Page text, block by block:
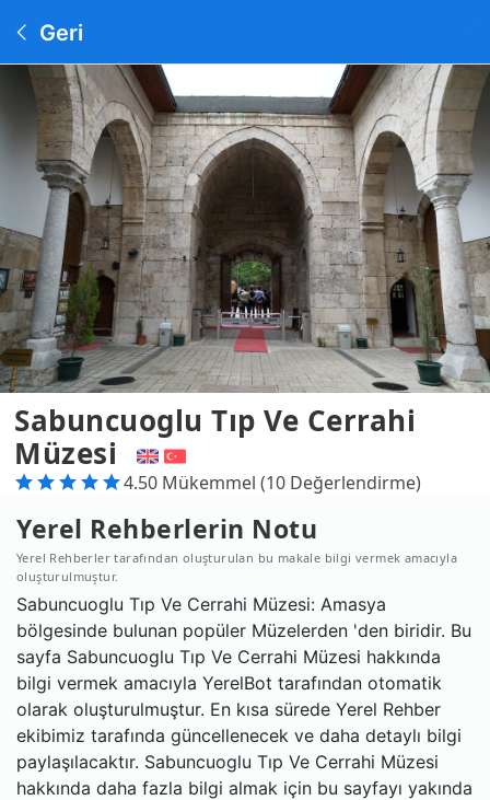
Geri
Sabuncuoglu Tıp Ve Cerrahi
Müzesi
4.50 Mükemmel (10 Değerlendirme)
Yerel Rehberlerin Notu
Yerel Rehberler tarafından oluşturulan bu makale bilgi vermek amacıyla
oluşturulmuştur.
Sabuncuoglu Tıp Ve Cerrahi Müzesi: Amasya
bölgesinde bulunan popüler Müzelerden 'den biridir. Bu
sayfa Sabuncuoglu Tıp Ve Cerrahi Müzesi hakkında
bilgi vermek amacıyla YerelBot tarafından otomatik
olarak oluşturulmuştur. En kısa sürede Yerel Rehber
ekibimiz tarafında güncellenecek ve daha detaylı bilgi
paylaşılacaktır. Sabuncuoglu Tıp Ve Cerrahi Müzesi
hakkında daha fazla bilgi almak için bu sayfayı yakında